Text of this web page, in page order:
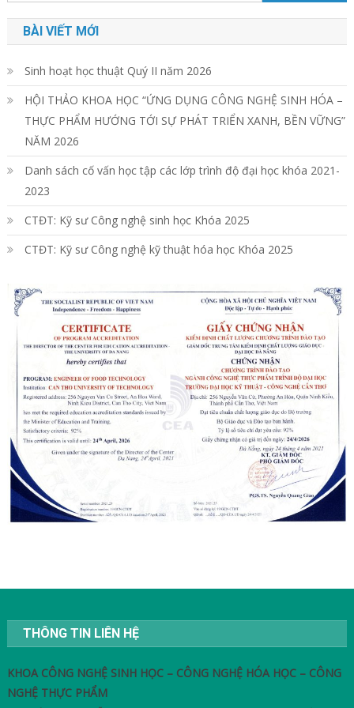
viết
cho:
BÀI VIẾT MỚI
Sinh hoạt học thuật Quý II năm 2026
HỘI THẢO KHOA HỌC “ỨNG DỤNG CÔNG NGHỆ SINH HÓA –
THỰC PHẨM HƯỚNG TỚI SỰ PHÁT TRIỂN XANH, BỀN VỮNG”
NĂM 2026
Danh sách cố vấn học tập các lớp trình độ đại học khóa 2021-
2023
CTĐT: Kỹ sư Công nghệ sinh học Khóa 2025
CTĐT: Kỹ sư Công nghệ kỹ thuật hóa học Khóa 2025
THÔNG TIN LIÊN HỆ
KHOA CÔNG NGHỆ SINH HỌC – CÔNG NGHỆ HÓA HỌC – CÔNG
NGHỆ THỰC PHẨM